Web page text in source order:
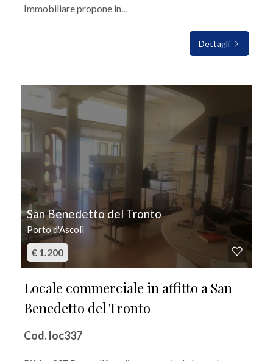
Immobiliare propone in...
Dettagli
San Benedetto del Tronto
Porto d'Ascoli
€ 1.200
Locale commerciale in affitto a San
Benedetto del Tronto
Cod. loc337